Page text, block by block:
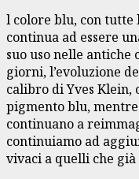
l colore blu, con tutte
continua ad essere
suo uso nelle
giorni, l’evoluzione
calibro di Yves
pigmento blu,
continuano a
continuiamo ad
vivaci a quelli che già